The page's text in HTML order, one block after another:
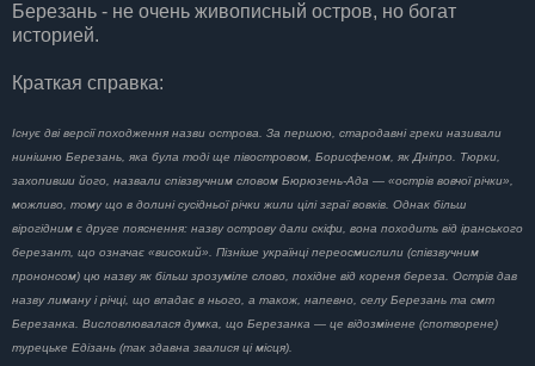
Березань - не очень живописный остров, но богат
историей.
Краткая справка:
Існує дві версії походження назви острова. За першою, стародавні греки називали
нинішню Березань, яка була тоді ще півостровом, Борисфеном, як Дніпро. Тюрки,
захопивши його, назвали співзвучним словом Бюрюзень-Ада — «острів вовчої річки»,
можливо, тому що в долині сусідньої річки жили цілі зграї вовків. Однак більш
вірогідним є друге пояснення: назву острову дали скіфи, вона походить від іранського
березант, що означає «високий». Пізніше українці переосмислили (співзвучним
прононсом) цю назву як більш зрозуміле слово, похідне від кореня береза. Острів дав
назву лиману і річці, що впадає в нього, а також, напевно, селу Березань та смт
Березанка. Висловлювалася думка, що Березанка — це відозмінене (спотворене)
турецьке Едізань (так здавна звалися ці місця).